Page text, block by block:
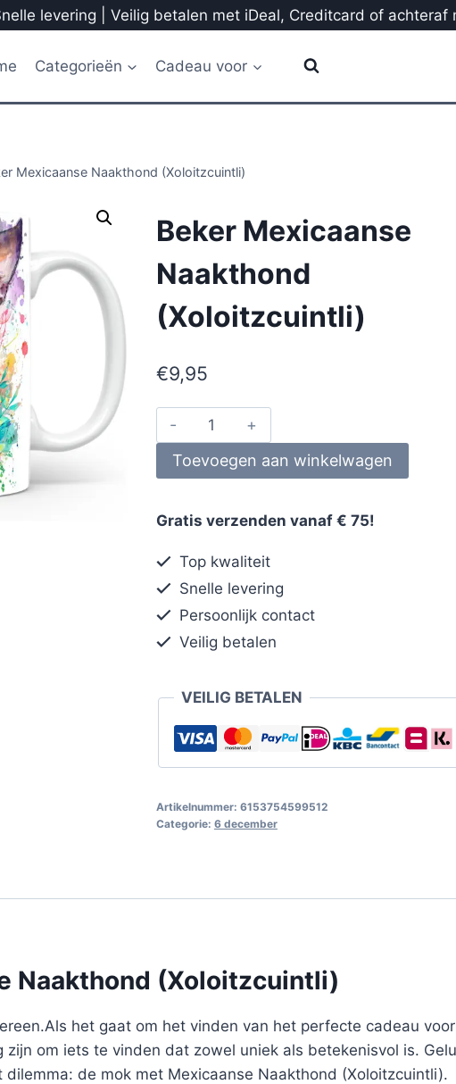
levering | Veilig betalen met iDeal, Creditcard of achteraf
Categorieën Cadeau voor
Mexicaanse Naakthond (Xoloitzcuintli)
Beker Mexicaanse
Naakthond
(Xoloitzcuintli)
€9,95
Toevoegen aan winkelwagen
Gratis verzenden vanaf € 75!
Top kwaliteit
Snelle levering
Persoonlijk contact
Veilig betalen
VEILIG BETALEN
Artikelnummer: 6153754599512
Categorie: 6 december
Naakthond (Xoloitzcuintli)
het gaat om het vinden van het perfecte cadeau
zijn om iets te vinden dat zowel uniek als betekenisvol is.
dilemma: de mok met Mexicaanse Naakthond (Xoloitzcuintli).